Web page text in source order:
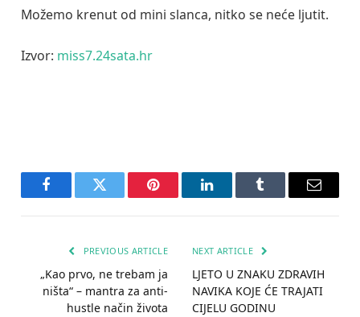
Možemo krenut od mini slanca, nitko se neće ljutit.
Izvor: miss7.24sata.hr
FacebookTwitter Pinterest LinkedInTumblr Email
PREVIOUS ARTICLE
„Kao prvo, ne trebam ja
ništa“ – mantra za anti-
hustle način života
NEXT ARTICLE
LJETO U ZNAKU ZDRAVIH
NAVIKA KOJE ĆE TRAJATI
CIJELU GODINU